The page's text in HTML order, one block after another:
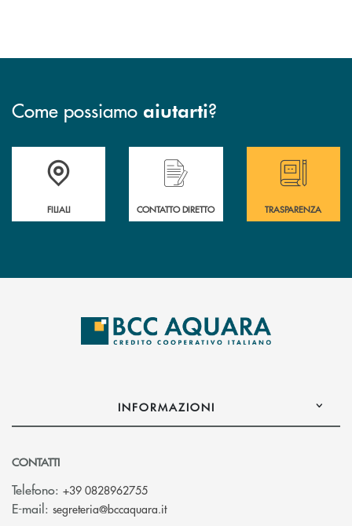
Come possiamo aiutarti?
Trova la filiale più vicina a te
FILIALI
Hai bisogno di assistenza immediata ?
CONTATTO DIRETTO
Hai bisogno di
TRASPARENZA
INFORMAZIONI
CONTATTI
Telefono: +39 0828962755
E-mail: segreteria@bccaquara.it(si apre l’app di posta elettronica)